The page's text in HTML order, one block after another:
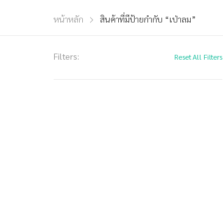
หน้าหลัก สินค้าที่มีป้ายกำกับ “เป่าลม”
Filters: Reset All Filters